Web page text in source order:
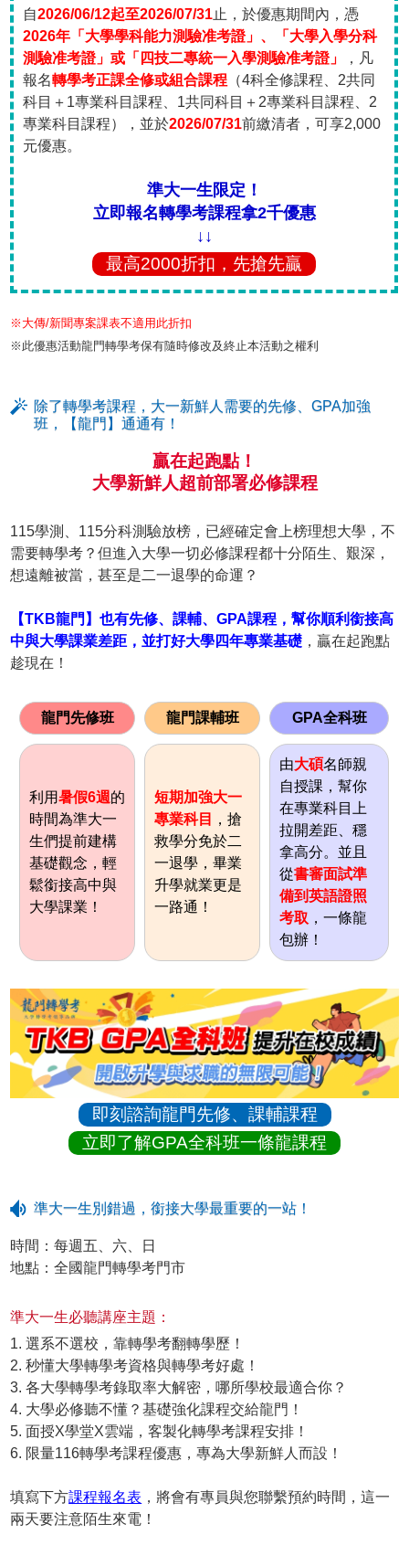
自2026/06/12起至2026/07/31止，於優惠期間內，憑
2026年「大學學科能力測驗准考證」、「大學入學分科
測驗准考證」或「四技二專統一入學測驗准考證」
，凡
報名轉學考正課全修或組合課程 （4科全修課程、2共同
科目＋1專業科目課程、1共同科目＋2專業科目課程、2
專業科目課程），並於2026/07/31前繳清者，可享2,000
元優惠。
準大一生限定！
立即報名轉學考課程拿2千優惠
↓↓
最高2000折扣，先搶先贏
※大傳/新聞專案課表不適用此折扣
※此優惠活動龍門轉學考保有隨時修改及終止本活動之權利
除了轉學考課程，大一新鮮人需要的先修、GPA加強
班，【龍門】通通有！
贏在起跑點！
大學新鮮人超前部署必修課程
115學測、115分科測驗放榜，已經確定會上榜理想大學，不
需要轉學考？但進入大學一切必修課程都十分陌生、艱深，
想遠離被當，甚至是二一退學的命運？
【TKB龍門】也有先修、課輔、GPA課程，幫你順利銜接高
中與大學課業差距，並打好大學四年專業基礎 ，贏在起跑點
趁現在！
龍門先修班 龍門課輔班 GPA全科班
利用暑假6週 的
時間為準大一
生們提前建構
基礎觀念，輕
鬆銜接高中與
大學課業！
短期加強大一
專業科目
，搶
救學分免於二
一退學，畢業
升學就業更是
一路通！
由大碩名師親
自授課，幫你
在專業科目上
拉開差距、穩
拿高分。並且
從書審面試準
備到英語證照
考取 ，一條龍
包辦！
即刻諮詢龍門先修、課輔課程
立即了解GPA全科班一條龍課程
準大一生別錯過，銜接大學最重要的一站！
時間：每週五、六、日
地點：全國龍門轉學考門市
準大一生必聽講座主題：
1. 選系不選校，靠轉學考翻轉學歷！
2. 秒懂大學轉學考資格與轉學考好處！
3. 各大學轉學考錄取率大解密，哪所學校最適合你？
4. 大學必修聽不懂？基礎強化課程交給龍門！
5. 面授X學堂X雲端，客製化轉學考課程安排！
6. 限量116轉學考課程優惠，專為大學新鮮人而設！
填寫下方課程報名表 ，將會有專員與您聯繫預約時間，這一
兩天要注意陌生來電！